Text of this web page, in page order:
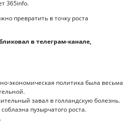
365info.
в телеграм-канале,
экономическая политика была весьма
завал в голландскую болезнь.
пузырчатого роста.